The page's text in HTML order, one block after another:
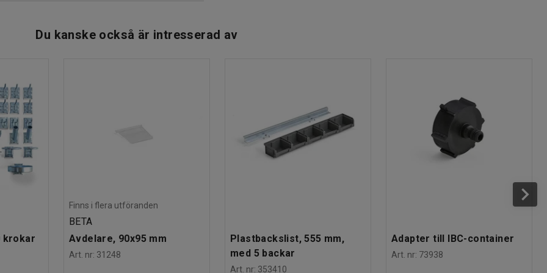
Du kanske också är intresserad av
krokar
Finns i flera utföranden
BETA
Avdelare, 90x95 mm
Art. nr: 31248
Plastbackslist, 555 mm,
med 5 backar
Art. nr: 353410
Adapter till IBC-container
Art. nr: 73938